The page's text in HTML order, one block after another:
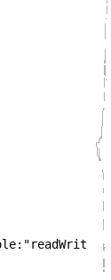
: "readWrite"